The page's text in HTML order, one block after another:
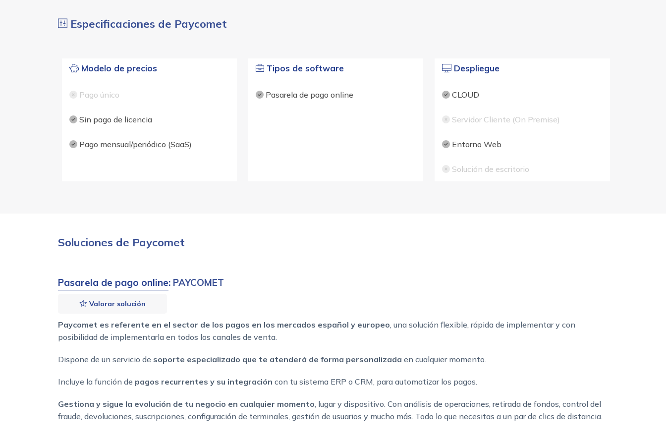
Especificaciones de Paycomet
Modelo de precios
Pago único
Sin pago de licencia
Pago mensual/periódico (SaaS)
Tipos de software
Pasarela de pago online
Despliegue
CLOUD
Servidor Cliente (On Premise)
Entorno Web
Solución de escritorio
Soluciones de Paycomet
Pasarela de pago online: PAYCOMET
Valorar solución
Paycomet es referente en el sector de los pagos en los mercados español y europeo , una solución flexible, rápida de implementar y con
posibilidad de implementarla en todos los canales de venta.
Dispone de un servicio de soporte especializado que te atenderá de forma personalizada en cualquier momento.
Incluye la función de pagos recurrentes y su integración con tu sistema ERP o CRM, para automatizar los pagos.
Gestiona y sigue la evolución de tu negocio en cualquier momento , lugar y dispositivo. Con análisis de operaciones, retirada de fondos, control del
fraude, devoluciones, suscripciones, configuración de terminales, gestión de usuarios y mucho más. Todo lo que necesitas a un par de clics de distancia.